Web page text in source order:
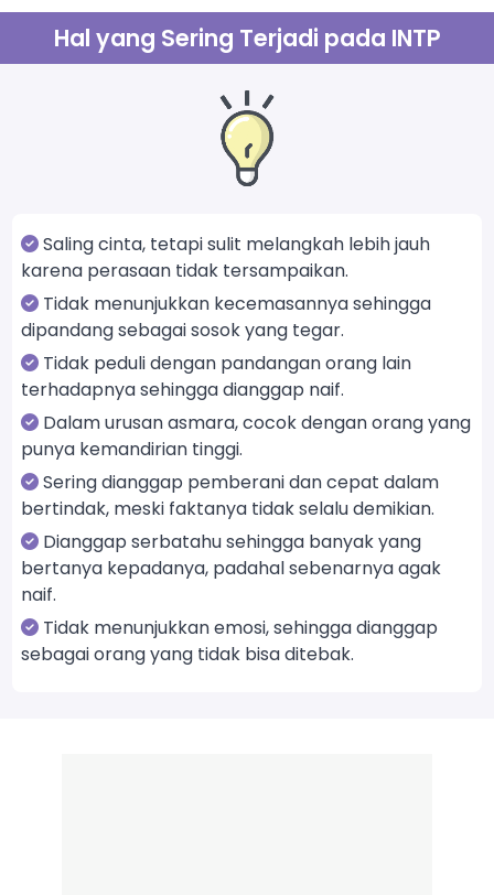
Hal yang Sering Terjadi pada INTP
Saling cinta, tetapi sulit melangkah lebih jauh
karena perasaan tidak tersampaikan.
Tidak menunjukkan kecemasannya sehingga
dipandang sebagai sosok yang tegar.
Tidak peduli dengan pandangan orang lain
terhadapnya sehingga dianggap naif.
Dalam urusan asmara, cocok dengan orang yang
punya kemandirian tinggi.
Sering dianggap pemberani dan cepat dalam
bertindak, meski faktanya tidak selalu demikian.
Dianggap serbatahu sehingga banyak yang
bertanya kepadanya, padahal sebenarnya agak
naif.
Tidak menunjukkan emosi, sehingga dianggap
sebagai orang yang tidak bisa ditebak.